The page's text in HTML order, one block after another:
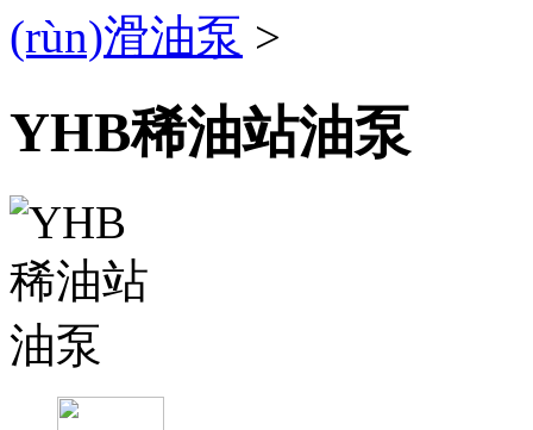
(rùn)滑油泵 >
YHB稀油站油泵